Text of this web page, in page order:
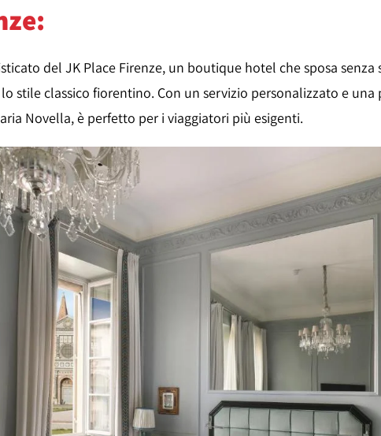
del JK Place Firenze, un boutique hotel che sposa senza
stile classico fiorentino. Con un servizio personalizzato e una
Novella, è perfetto per i viaggiatori più esigenti.